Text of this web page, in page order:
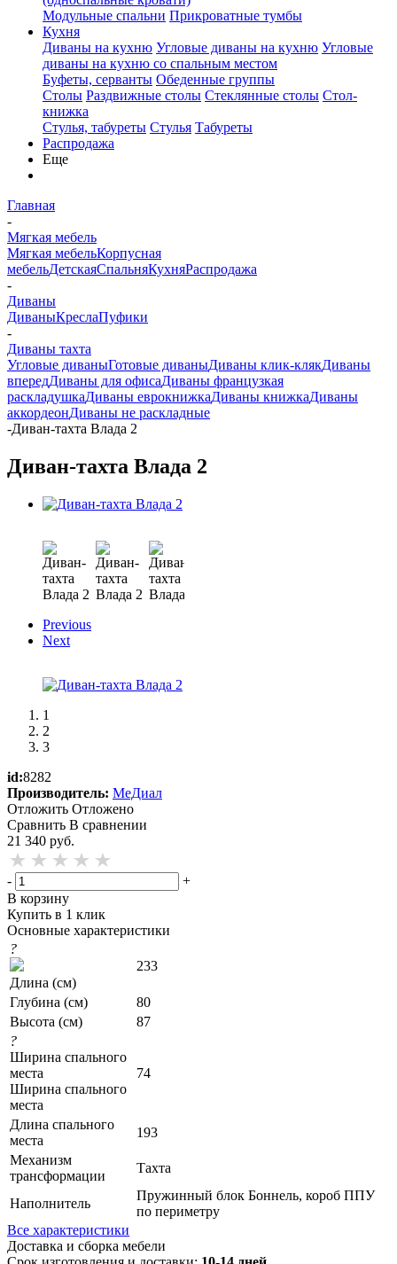
Модульные спальни Прикроватные тумбы
Кухня
Диваны на кухню Угловые диваны на кухню Угловые
диваны на кухню со спальным местом
Буфеты, серванты Обеденные группы
Столы Раздвижные столы Стеклянные столы Стол-
книжка
Стулья, табуреты Стулья Табуреты
Распродажа
Еще
Главная
-
Мягкая мебель
Мягкая мебельКорпусная
мебельДетскаяСпальняКухняРаспродажа
-
Диваны
ДиваныКреслаПуфики
-
Диваны тахта
Угловые диваныГотовые диваныДиваны клик-клякДиваны
впередДиваны для офисаДиваны французкая
раскладушкаДиваны еврокнижкаДиваны книжкаДиваны
аккордеонДиваны не раскладные
-Диван-тахта Влада 2
Диван-тахта Влада 2
Previous
Next
1
2
3
id:8282
Производитель: МеДиал
Отложить Отложено
Сравнить В сравнении
21 340 руб.
-
+
В корзину
Купить в 1 клик
Основные характеристики
?
Длина (см)
233
Глубина (см)
80
Высота (см)
87
?
Ширина спального
места
Ширина спального
места
74
Длина спального
места
193
Механизм
трансформации
Тахта
Наполнитель
Пружинный блок Боннель, короб ППУ
по периметру
Все характеристики
Доставка и сборка мебели